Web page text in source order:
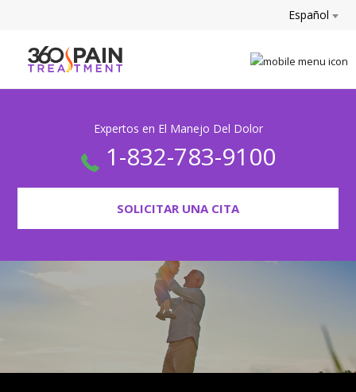
Español
Expertos en El Manejo Del Dolor
1-832-783-9100
SOLICITAR UNA CITA